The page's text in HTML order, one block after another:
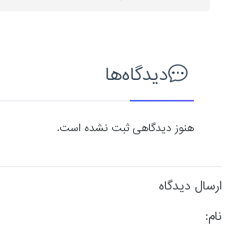
دیدگاه‌ها
هنوز دیدگاهی ثبت نشده است.
ارسال دیدگاه
نام: